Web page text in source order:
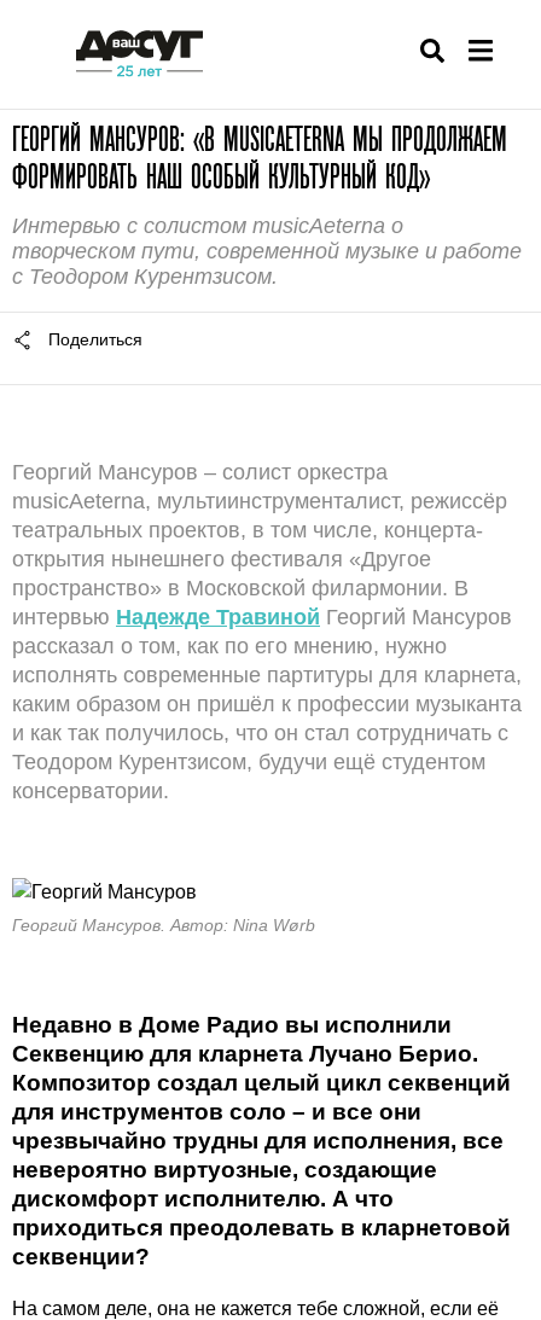
ГЕОРГИЙ МАНСУРОВ: «В MUSICAETERNA МЫ ПРОДОЛЖАЕМ
ФОРМИРОВАТЬ НАШ ОСОБЫЙ КУЛЬТУРНЫЙ КОД»
Интервью с солистом musicAeterna о
творческом пути, современной музыке и работе
с Теодором Курентзисом.
Поделиться
Георгий Мансуров – солист оркестра
musicAeterna, мультиинструменталист, режиссёр
театральных проектов, в том числе, концерта-
открытия нынешнего фестиваля «Другое
пространство» в Московской филармонии. В
интервью Надежде Травиной Георгий Мансуров
рассказал о том, как по его мнению, нужно
исполнять современные партитуры для кларнета,
каким образом он пришёл к профессии музыканта
и как так получилось, что он стал сотрудничать с
Теодором Курентзисом, будучи ещё студентом
консерватории.
Георгий Мансуров. Автор: Nina Wørb
Недавно в Доме Радио вы исполнили
Секвенцию для кларнета Лучано Берио.
Композитор создал целый цикл секвенций
для инструментов соло – и все они
чрезвычайно трудны для исполнения, все
невероятно виртуозные, создающие
дискомфорт исполнителю. А что
приходиться преодолевать в кларнетовой
секвенции?
На самом деле, она не кажется тебе сложной, если её